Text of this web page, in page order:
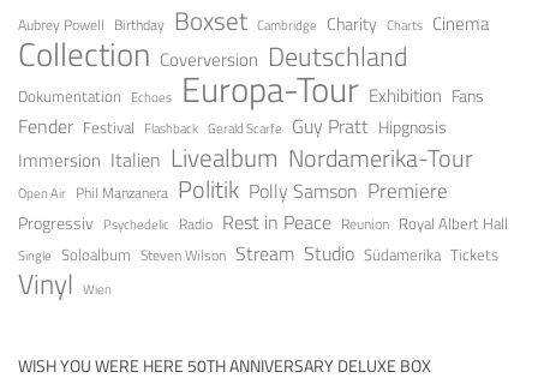
Aubrey Powell Birthday Boxset Cambridge Charity Charts Cinema
Collection Coverversion Deutschland
Dokumentation Echoes Europa-Tour Exhibition Fans
Fender Festival Flashback Gerald Scarfe Guy Pratt Hipgnosis
Immersion Italien Livealbum Nordamerika-Tour
Open Air Phil Manzanera Politik Polly Samson Premiere
Progressiv Psychedelic Radio Rest in Peace Reunion Royal Albert Hall
Single Soloalbum Steven Wilson Stream Studio Südamerika Tickets
Vinyl Wien
WISH YOU WERE HERE 50TH ANNIVERSARY DELUXE BOX